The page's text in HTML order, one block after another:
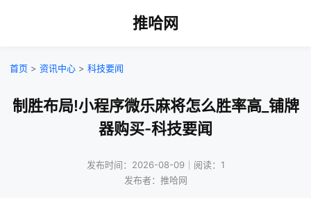
推哈网
首页 > 资讯中心 > 科技要闻
制胜布局!小程序微乐麻将怎么胜率高_铺牌
器购买-科技要闻
发布时间：2026-08-09｜阅读：1
发布者：推哈网